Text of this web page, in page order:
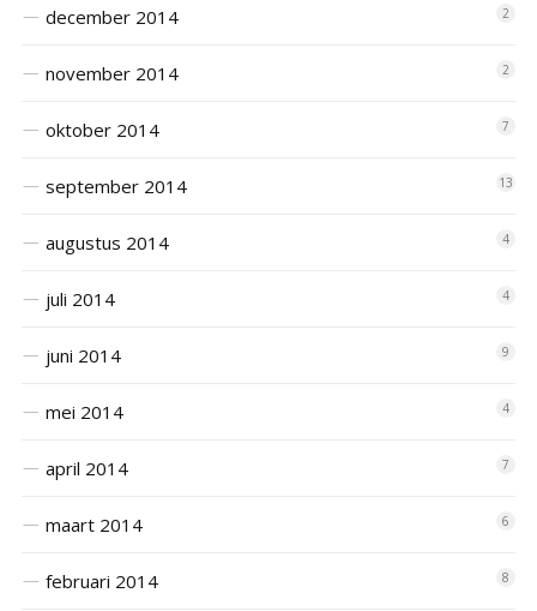
december 2014 2
november 2014 2
oktober 2014 7
september 2014 13
augustus 2014 4
juli 2014 4
juni 2014 9
mei 2014 4
april 2014 7
maart 2014 6
februari 2014 8